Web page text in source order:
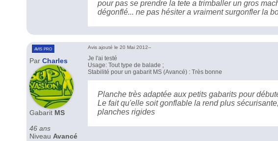
pour pas se prendre la tete a trimballer un gros
dégonflé... ne pas hésiter a vraiment surgonfler la
avis pro
Par Charles
Gabarit MS
46 ans
Niveau Avancé
Avis ajouté le 20 Mai 2012--
Je l'ai testé
Usage: Tout type de balade ;
Stabilité pour un gabarit MS (Avancé) : Très bonne
Planche très adaptée aux petits gabarits pour
Le fait qu'elle soit gonflable la rend plus
planches rigides